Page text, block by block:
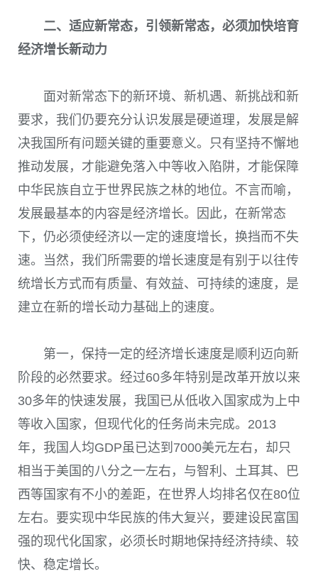
二、适应新常态，引领新常态，必须加快培育
经济增长新动力
面对新常态下的新环境、新机遇、新挑战和新
要求，我们仍要充分认识发展是硬道理，发展是解
决我国所有问题关键的重要意义。只有坚持不懈地
推动发展，才能避免落入中等收入陷阱，才能保障
中华民族自立于世界民族之林的地位。不言而喻，
发展最基本的内容是经济增长。因此，在新常态
下，仍必须使经济以一定的速度增长，换挡而不失
速。当然，我们所需要的增长速度是有别于以往传
统增长方式而有质量、有效益、可持续的速度，是
建立在新的增长动力基础上的速度。
第一，保持一定的经济增长速度是顺利迈向新
阶段的必然要求。经过60多年特别是改革开放以来
30多年的快速发展，我国已从低收入国家成为上中
等收入国家，但现代化的任务尚未完成。2013
年，我国人均GDP虽已达到7000美元左右，却只
相当于美国的八分之一左右，与智利、土耳其、巴
西等国家有不小的差距，在世界人均排名仅在80位
左右。要实现中华民族的伟大复兴，要建设民富国
强的现代化国家，必须长时期地保持经济持续、较
快、稳定增长。